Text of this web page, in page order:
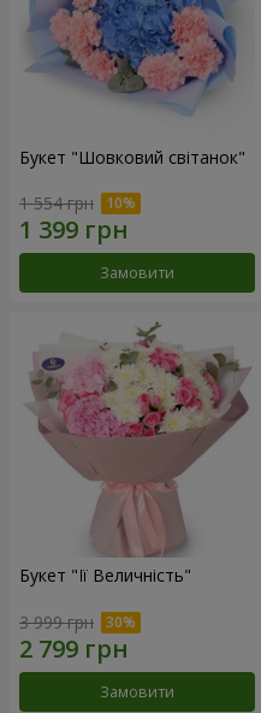
Букет "Шовковий світанок"
1 554 грн
Замовити
Букет "Її Величність"
3 999 грн
Замовити